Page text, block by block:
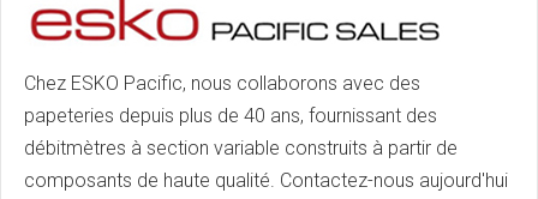
Chez ESKO Pacific, nous collaborons avec des
papeteries depuis plus de 40 ans, fournissant des
débitmètres à section variable construits à partir de
composants de haute qualité. Contactez-nous aujourd'hui